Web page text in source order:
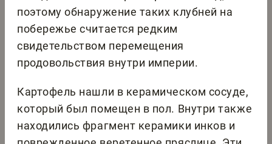
поэтому обнаружение таких клубней на
побережье считается редким
свидетельством перемещения
продовольствия внутри империи.
Картофель нашли в керамическом сосуде,
который был помещен в пол. Внутри также
находились фрагмент керамики инков и